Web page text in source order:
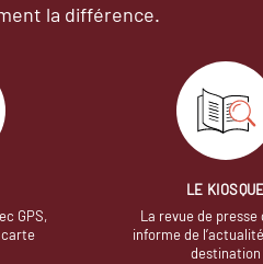
la différence.
GPS,
carte
LE
La revue de presse
informe de
destination